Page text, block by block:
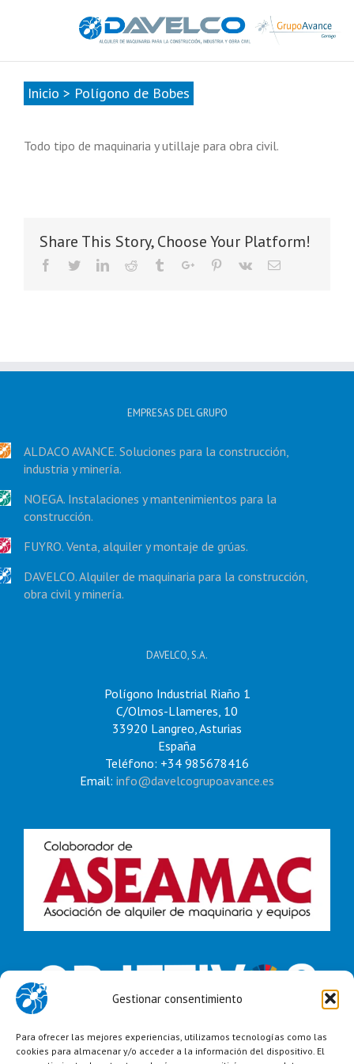
Gestionar consentimiento
Para ofrecer las mejores experiencias, utilizamos tecnologías como las
cookies para almacenar y/o acceder a la información del dispositivo. El
Inicio > Polígono de Bobes
Todo tipo de maquinaria y utillaje para obra civil.
Share This Story, Choose Your Platform!
Facebook
TwitterLinkedinReddit TumblrGoogle+Pinterest
Vk Email
EMPRESAS DEL GRUPO
ALDACO AVANCE. Soluciones para la construcción,
industria y minería.
NOEGA. Instalaciones y mantenimientos para la
construcción.
FUYRO. Venta, alquiler y montaje de grúas.
DAVELCO. Alquiler de maquinaria para la construcción,
obra civil y minería.
DAVELCO, S.A.
Polígono Industrial Riaño 1
C/Olmos-Llameres, 10
33920 Langreo, Asturias
España
Teléfono: +34 985678416
Email: info@davelcogrupoavance.es